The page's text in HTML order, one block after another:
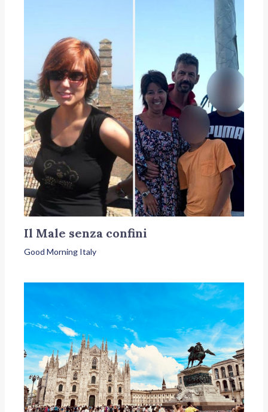
Il Male senza confini
Good Morning Italy